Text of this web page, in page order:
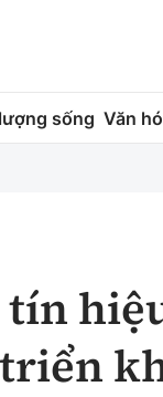
sống Văn
không
sắt
tín